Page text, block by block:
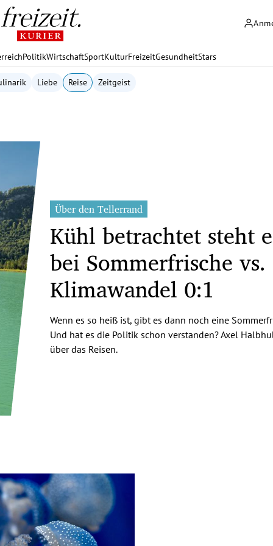
PolitikWirtschaftSportKulturFreizeitGesundheitStars
Liebe Reise Zeitgeist
Über den Tellerrand
Kühl betrachtet steht
bei Sommerfrische vs.
Klimawandel 0:1
Wenn es so heiß ist, gibt es dann noch eine
Und hat es die Politik schon verstanden? Axel
über das Reisen.